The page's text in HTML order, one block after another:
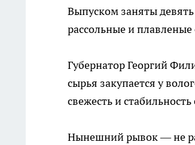
Выпуском заняты
рассольные и
Губернатор Георгий
сырья закупается у
свежесть и
Нынешний рывок — не